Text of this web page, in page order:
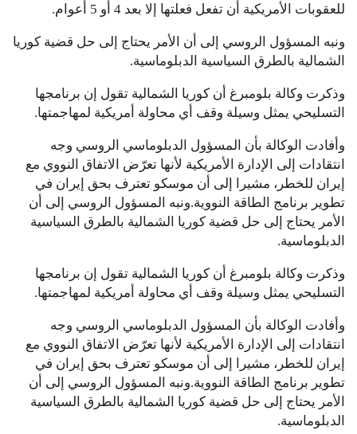
للعقوبات الأمريكية أن تفعل فعلتها إلا بعد 4 أو 5 أعوام.
ونبه المسؤول الروسي إلى أن الأمر يحتاج إلى حل قضية كوريا
الشمالية بالطرق السياسية الدبلوماسية.
وذكرت وكالة بلومبرغ أن كوريا الشمالية تقول إن برنامجها
التسليحي يمثل وسيلة وقف أي محاولة أمريكية لمهاجمتها.
وأفادت الوكالة بأن المسؤول الدبلوماسي الروسي وجه
انتقادات إلى الإدارة الأمريكية لأنها تعرّض الاتفاق النووي مع
إيران للخطر، مشيرا إلى أن موسكو تعترف بحق إيران في
تطوير برنامج الطاقة النووية.ونبه المسؤول الروسي إلى أن
الأمر يحتاج إلى حل قضية كوريا الشمالية بالطرق السياسية
الدبلوماسية.
وذكرت وكالة بلومبرغ أن كوريا الشمالية تقول إن برنامجها
التسليحي يمثل وسيلة وقف أي محاولة أمريكية لمهاجمتها.
وأفادت الوكالة بأن المسؤول الدبلوماسي الروسي وجه
انتقادات إلى الإدارة الأمريكية لأنها تعرّض الاتفاق النووي مع
إيران للخطر، مشيرا إلى أن موسكو تعترف بحق إيران في
تطوير برنامج الطاقة النووية.ونبه المسؤول الروسي إلى أن
الأمر يحتاج إلى حل قضية كوريا الشمالية بالطرق السياسية
الدبلوماسية.